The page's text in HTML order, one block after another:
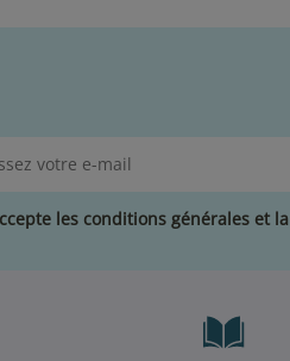
les conditions générales et